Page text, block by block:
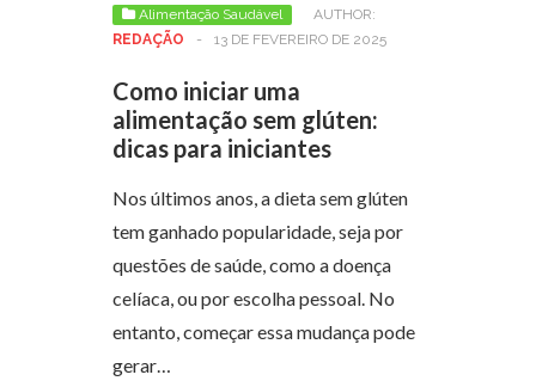
Alimentação Saudável
AUTHOR:
REDAÇÃO
- 13 DE FEVEREIRO DE 2025
Como iniciar uma
alimentação sem glúten:
dicas para iniciantes
Nos últimos anos, a dieta sem glúten
tem ganhado popularidade, seja por
questões de saúde, como a doença
celíaca, ou por escolha pessoal. No
entanto, começar essa mudança pode
gerar…